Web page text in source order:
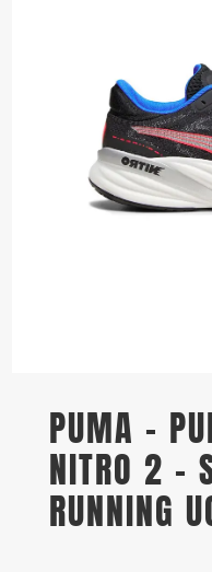
PUMA –
NITRO 2 –
RUNNING